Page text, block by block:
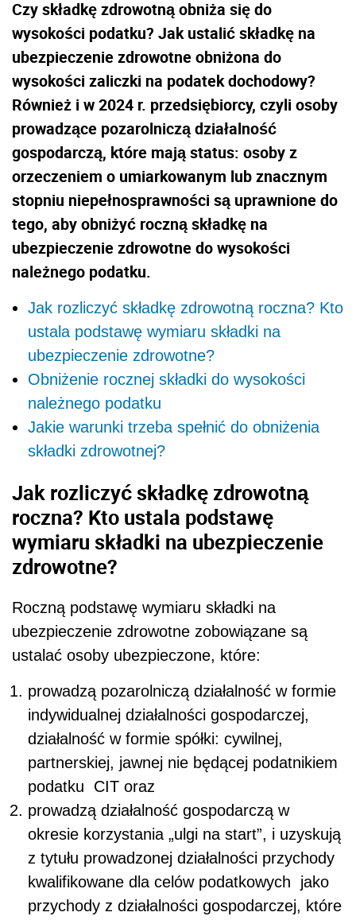
Czy składkę zdrowotną obniża się do
wysokości podatku? Jak ustalić składkę na
ubezpieczenie zdrowotne obniżona do
wysokości zaliczki na podatek dochodowy?
Również i w 2024 r. przedsiębiorcy, czyli osoby
prowadzące pozarolniczą działalność
gospodarczą, które mają status: osoby z
orzeczeniem o umiarkowanym lub znacznym
stopniu niepełnosprawności są uprawnione do
tego, aby obniżyć roczną składkę na
ubezpieczenie zdrowotne do wysokości
należnego podatku.
Jak rozliczyć składkę zdrowotną roczna? Kto
ustala podstawę wymiaru składki na
ubezpieczenie zdrowotne?
Obniżenie rocznej składki do wysokości
należnego podatku
Jakie warunki trzeba spełnić do obniżenia
składki zdrowotnej?
Jak rozliczyć składkę zdrowotną
roczna? Kto ustala podstawę
wymiaru składki na ubezpieczenie
zdrowotne?
Roczną podstawę wymiaru składki na
ubezpieczenie zdrowotne zobowiązane są
ustalać osoby ubezpieczone, które:
prowadzą pozarolniczą działalność w formie
indywidualnej działalności gospodarczej,
działalność w formie spółki: cywilnej,
partnerskiej, jawnej nie będącej podatnikiem
podatku CIT oraz
prowadzą działalność gospodarczą w
okresie korzystania „ulgi na start”, i uzyskują
z tytułu prowadzonej działalności przychody
kwalifikowane dla celów podatkowych jako
przychody z działalności gospodarczej, które